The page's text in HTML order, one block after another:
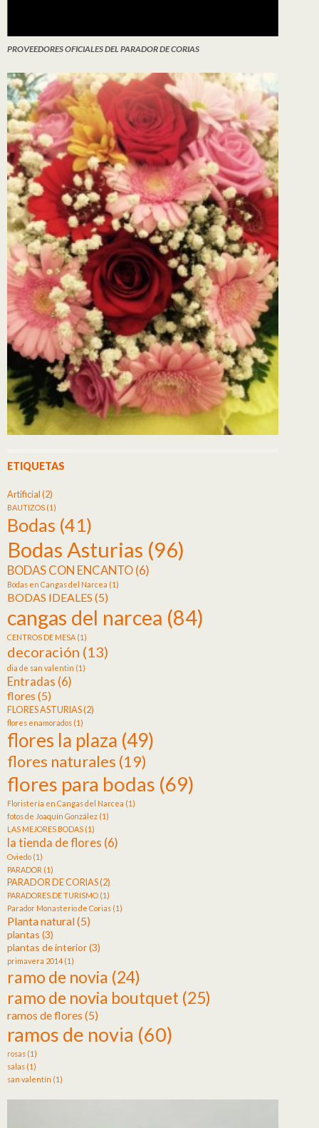
PROVEEDORES OFICIALES DEL PARADOR DE CORIAS
ETIQUETAS
Artificial (2)
BAUTIZOS (1)
Bodas (41)
Bodas Asturias (96)
BODAS CON ENCANTO(6)
Bodas en Cangas del Narcea (1)
BODAS IDEALES (5)
cangas del narcea (84)
CENTROS DE MESA (1)
decoración (13)
dia de san valentin (1)
Entradas (6)
flores (5)
FLORES ASTURIAS(2)
flores enamorados (1)
flores la plaza (49)
flores naturales (19)
flores para bodas (69)
Floristería en Cangas del Narcea (1)
fotos de Joaquín González (1)
LAS MEJORES BODAS (1)
la tienda de flores (6)
Oviedo (1)
PARADOR (1)
PARADOR DE CORIAS(2)
PARADORES DE TURISMO (1)
Parador Monasterio de Corias (1)
Planta natural(5)
plantas (3)
plantas de interior(3)
primavera 2014(1)
ramo de novia (24)
ramo de novia boutquet (25)
ramos de flores (5)
ramos de novia (60)
rosas (1)
salas (1)
san valentín (1)